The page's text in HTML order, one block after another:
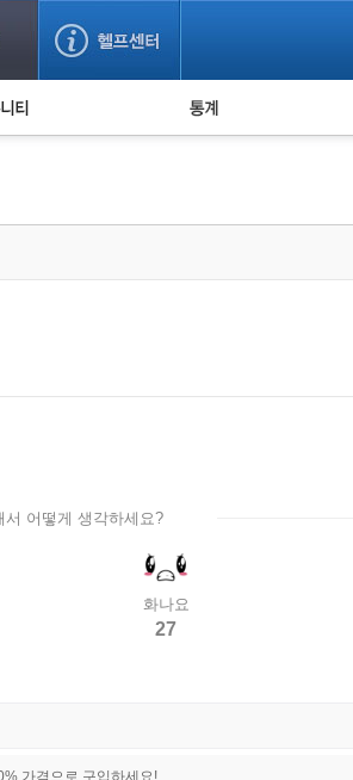
방했어요! 누적 피해사례 통계
서 어떻게 생각하세요?
화나요
27
가격으로 구입하세요!